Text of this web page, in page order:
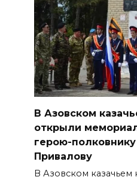
В Азовском
открыли
герою-
Привалову
В Азовском казачьем